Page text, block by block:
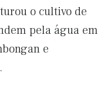
o cultivo de
pela água em
e